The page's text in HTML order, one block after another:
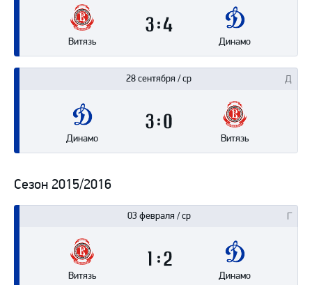
Витязь
3
Динамо
4
28 сентября / ср
Динамо
3
Витязь
0
Сезон 2015/2016
03 февраля / ср
Витязь
1
Динамо
2